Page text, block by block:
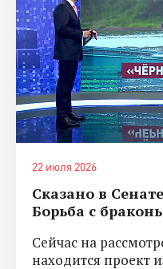
22 июля 2026
Сказано в
Борьба с
Сейчас на
находится проект